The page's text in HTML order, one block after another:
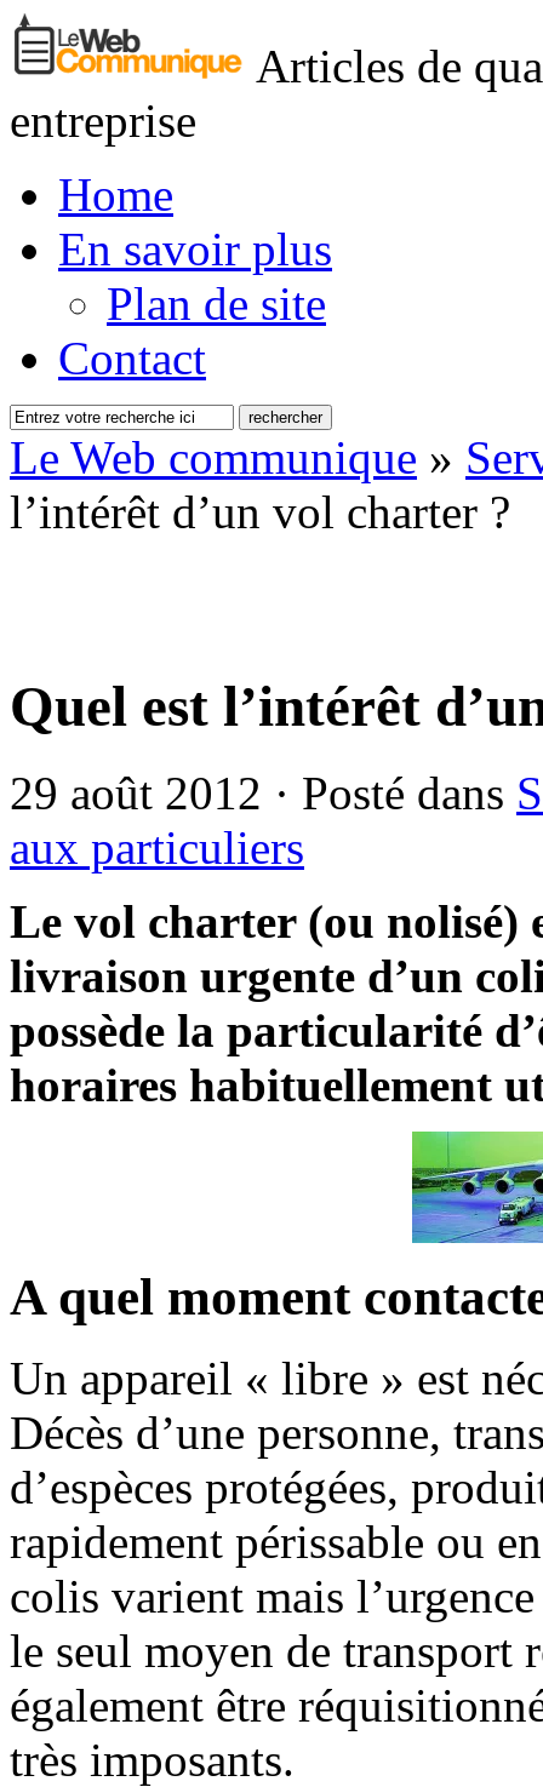
Articles de
entreprise
Home
En savoir plus
Plan de site
Contact
Le Web communique »
l’intérêt d’un vol charter ?
Quel est l’intérêt
29 août 2012 · Posté dans
aux particuliers
Le vol charter (ou nolisé)
livraison urgente d’un
possède la particularité
horaires habituellement
A quel moment
Un appareil « libre » est
Décès d’une personne,
d’espèces protégées,
rapidement périssable ou
colis varient mais
le seul moyen de transport
également être
très imposants.